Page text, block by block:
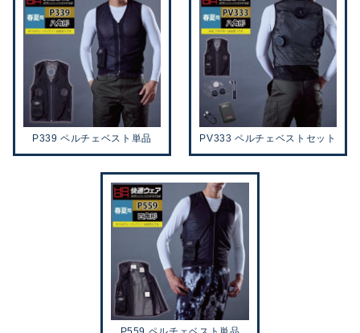
P339 ペルチェベスト単品 PV333 ペルチェベストセット